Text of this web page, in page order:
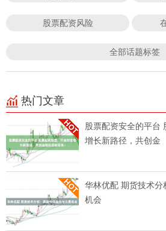
股票配资风险
全部话题标签
热门文章
股票配资安全的平台
增长新路径，共创金
华林优配 期货技术
机会